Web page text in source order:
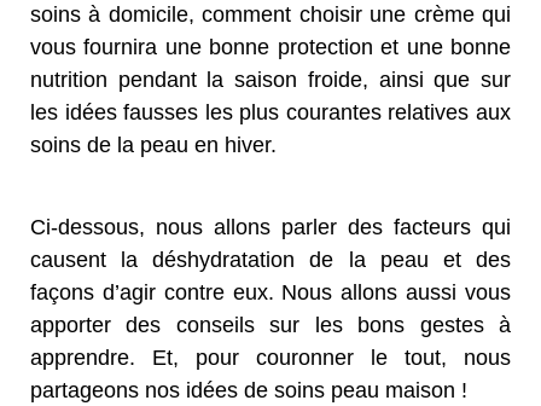
soins à domicile, comment choisir une crème qui
vous fournira une bonne protection et une bonne
nutrition pendant la saison froide, ainsi que sur
les idées fausses les plus courantes relatives aux
soins de la peau en hiver.
Ci-dessous, nous allons parler des facteurs qui
causent la déshydratation de la peau et des
façons d’agir contre eux. Nous allons aussi vous
apporter des conseils sur les bons gestes à
apprendre. Et, pour couronner le tout, nous
partageons nos idées de soins peau maison !